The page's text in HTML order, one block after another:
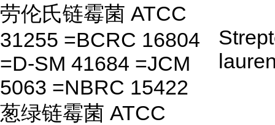
劳伦氏链霉菌 ATCC
31255 =BCRC 16804
=D-SM 41684 =JCM
5063 =NBRC 15422
葱绿链霉菌 ATCC